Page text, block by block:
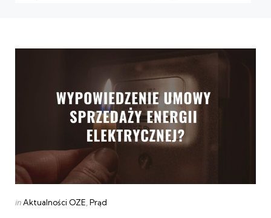
Categories
Posted
inAktualności OZE Prąd